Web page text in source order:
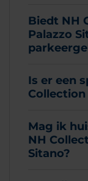
Biedt NH
Palazzo
Is er een
Collection
Mag ik
NH
Sitano?